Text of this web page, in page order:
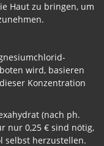
Haut zu bringen, um
wird, basieren
Konzentration
(nach ph.
nur 0,25 € sind nötig,
selbst herzustellen.